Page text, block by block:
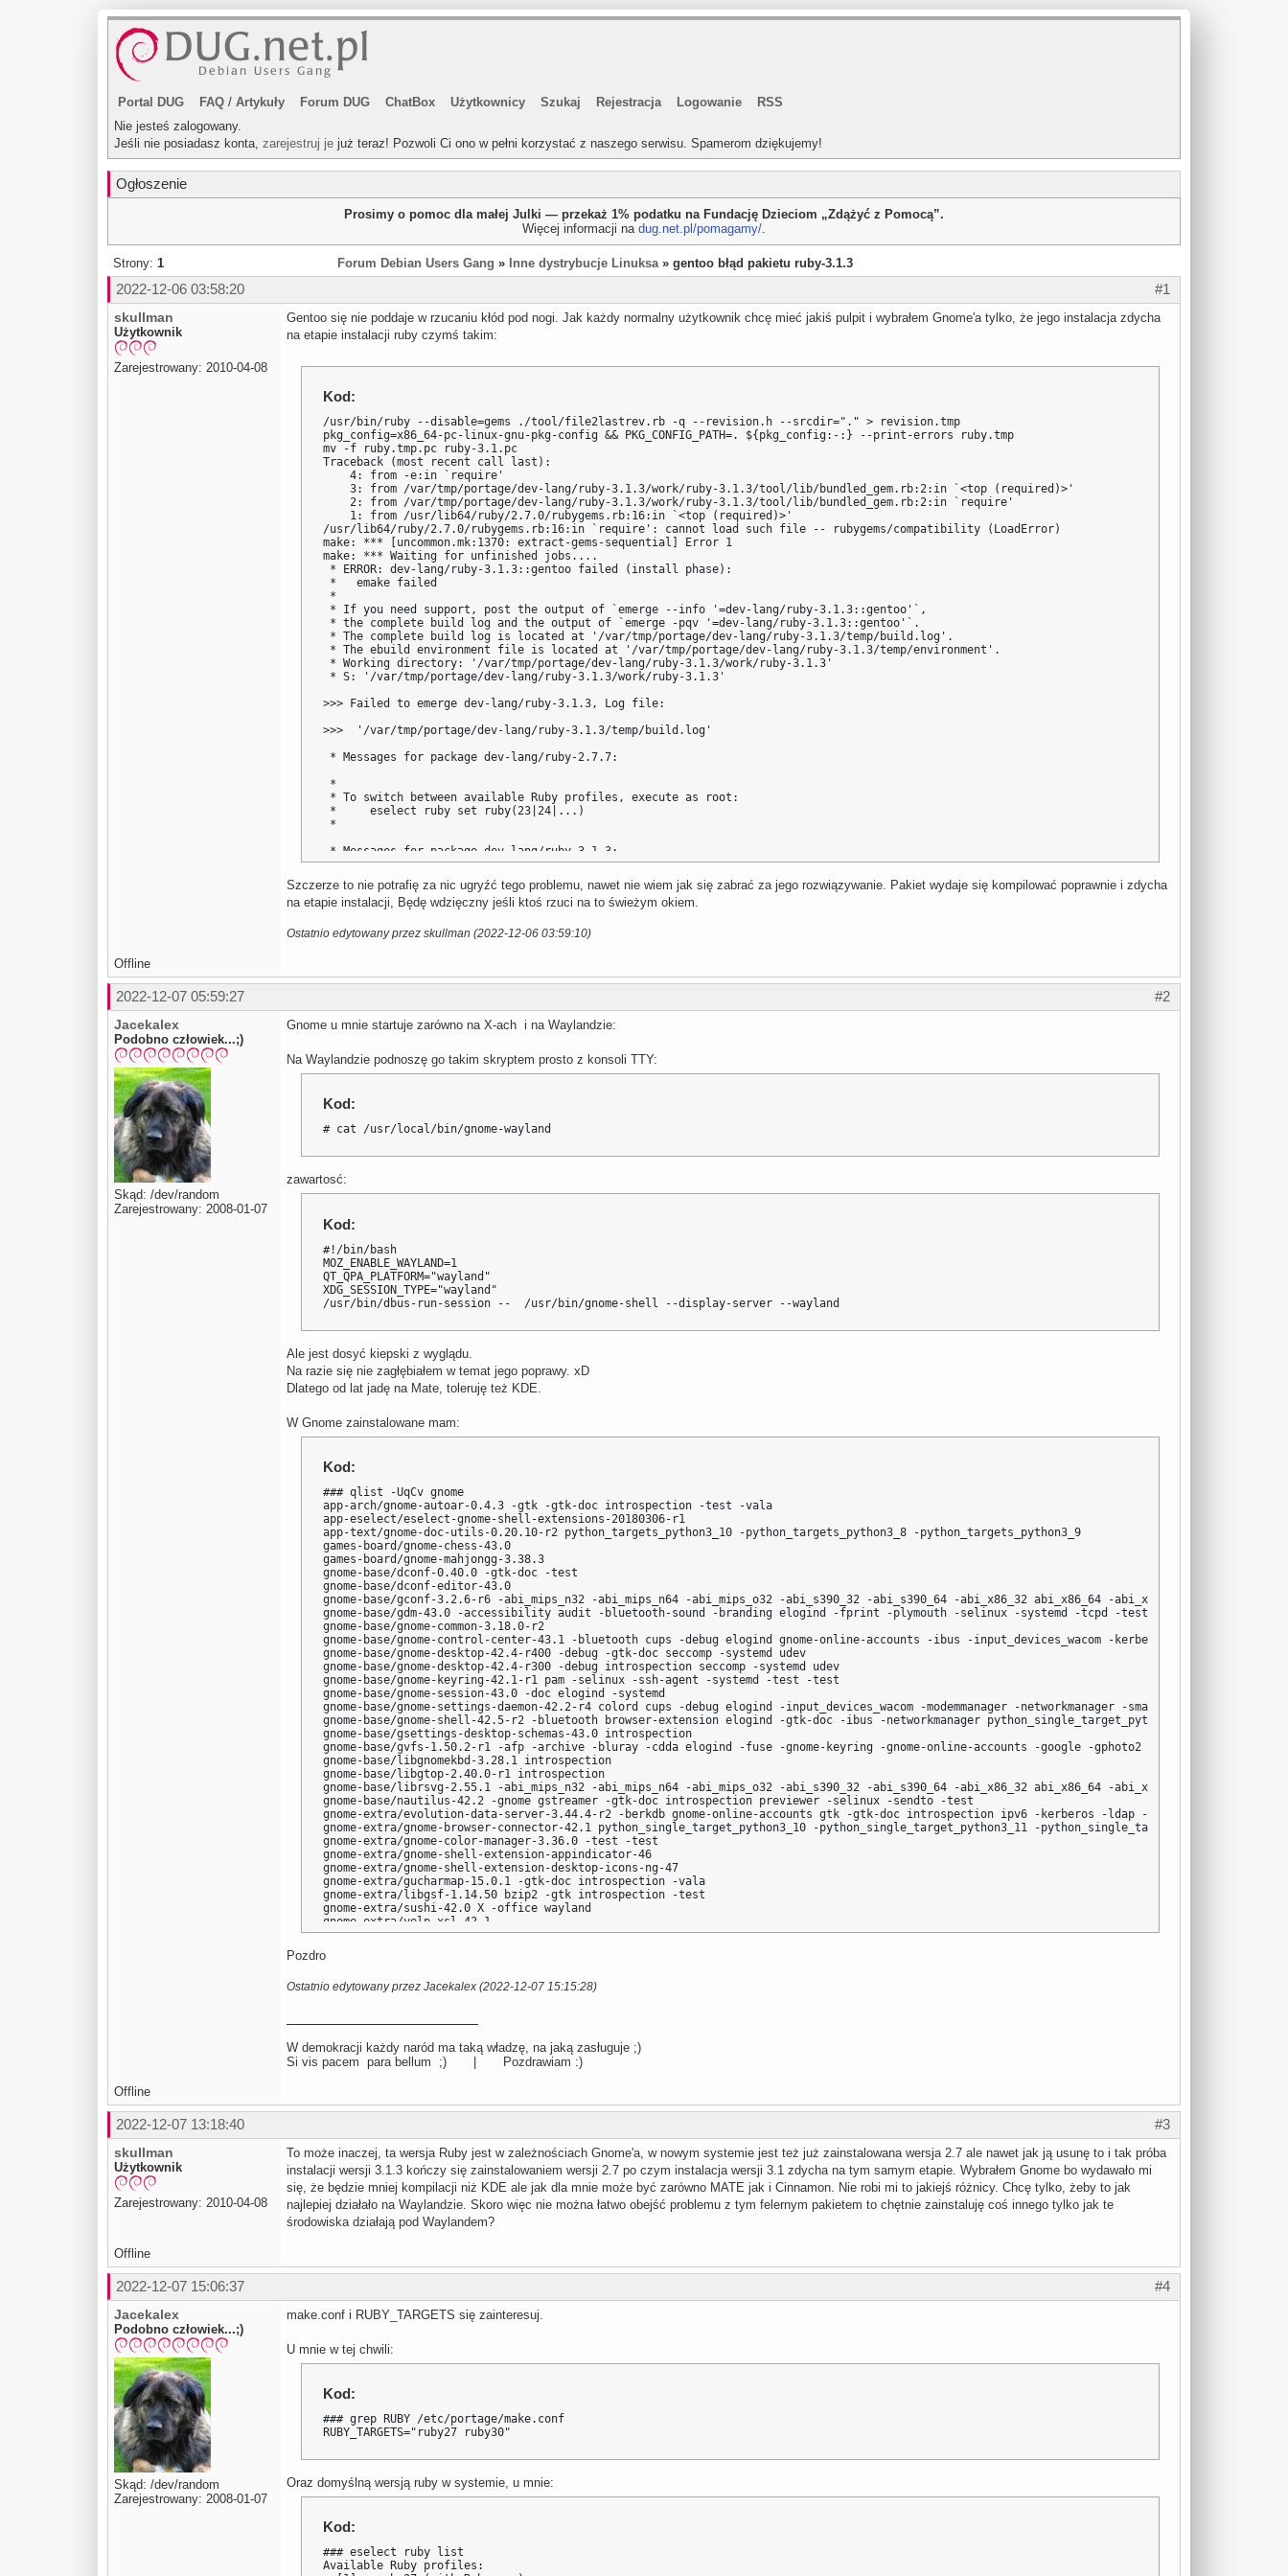
Portal DUG FAQ / Artykuły Forum DUG ChatBox Użytkownicy Szukaj Rejestracja Logowanie
RSS
Nie jesteś zalogowany.
Jeśli nie posiadasz konta, zarejestruj je już teraz! Pozwoli Ci ono w pełni korzystać z naszego serwisu. Spamerom dziękujemy!
Ogłoszenie
Prosimy o pomoc dla małej Julki — przekaż 1% podatku na Fundację Dzieciom „Zdążyć z Pomocą”.
Więcej informacji na dug.net.pl/pomagamy/.
Strony: 1 Forum Debian Users Gang » Inne dystrybucje Linuksa» gentoo błąd pakietu ruby-3.1.3
#1
2022-12-06 03:58:20
skullman
Użytkownik
Zarejestrowany: 2010-04-08
Gentoo się nie poddaje w rzucaniu kłód pod nogi. Jak każdy normalny użytkownik chcę mieć jakiś pulpit i wybrałem Gnome'a tylko, że jego instalacja zdycha
na etapie instalacji ruby czymś takim:
Kod:
/usr/bin/ruby --disable=gems ./tool/file2lastrev.rb -q --revision.h --srcdir="." > revision.tmp
pkg_config=x86_64-pc-linux-gnu-pkg-config && PKG_CONFIG_PATH=. ${pkg_config:-:} --print-errors ruby.tmp
mv -f ruby.tmp.pc ruby-3.1.pc
Traceback (most recent call last):
    4: from -e:in `require'
    3: from /var/tmp/portage/dev-lang/ruby-3.1.3/work/ruby-3.1.3/tool/lib/bundled_gem.rb:2:in `<top (required)>'
    2: from /var/tmp/portage/dev-lang/ruby-3.1.3/work/ruby-3.1.3/tool/lib/bundled_gem.rb:2:in `require'
    1: from /usr/lib64/ruby/2.7.0/rubygems.rb:16:in `<top (required)>'
/usr/lib64/ruby/2.7.0/rubygems.rb:16:in `require': cannot load such file -- rubygems/compatibility (LoadError)
make: *** [uncommon.mk:1370: extract-gems-sequential] Error 1
make: *** Waiting for unfinished jobs....
* ERROR: dev-lang/ruby-3.1.3::gentoo failed (install phase):
*   emake failed
*
* If you need support, post the output of `emerge --info '=dev-lang/ruby-3.1.3::gentoo'`,
* the complete build log and the output of `emerge -pqv '=dev-lang/ruby-3.1.3::gentoo'`.
* The complete build log is located at '/var/tmp/portage/dev-lang/ruby-3.1.3/temp/build.log'.
* The ebuild environment file is located at '/var/tmp/portage/dev-lang/ruby-3.1.3/temp/environment'.
* Working directory: '/var/tmp/portage/dev-lang/ruby-3.1.3/work/ruby-3.1.3'
* S: '/var/tmp/portage/dev-lang/ruby-3.1.3/work/ruby-3.1.3'
>>> Failed to emerge dev-lang/ruby-3.1.3, Log file:
>>>  '/var/tmp/portage/dev-lang/ruby-3.1.3/temp/build.log'
* Messages for package dev-lang/ruby-2.7.7:
*
* To switch between available Ruby profiles, execute as root:
*     eselect ruby set ruby(23|24|...)
*
* Messages for package dev-lang/ruby-3.1.3:
* ERROR: dev-lang/ruby-3.1.3::gentoo failed (install phase):
*   emake failed
*
* the complete build log and the output of `emerge -pqv '=dev-lang/ruby-3.1.3::gentoo'`.
* S: '/var/tmp/portage/dev-lang/ruby-3.1.3/work/ruby-3.1.3'
* GNU info directory index is up-to-date.
Szczerze to nie potrafię za nic ugryźć tego problemu, nawet nie wiem jak się zabrać za jego rozwiązywanie. Pakiet wydaje się kompilować poprawnie i zdycha
na etapie instalacji, Będę wdzięczny jeśli ktoś rzuci na to świeżym okiem.
Ostatnio edytowany przez skullman (2022-12-06 03:59:10)
Offline
#2
2022-12-07 05:59:27
Jacekalex
Podobno człowiek...;)
Skąd: /dev/random
Zarejestrowany: 2008-01-07
Gnome u mnie startuje zarówno na X-ach i na Waylandzie:
Na Waylandzie podnoszę go takim skryptem prosto z konsoli TTY:
Kod:
# cat /usr/local/bin/gnome-wayland
zawartosć:
Kod:
#!/bin/bash
MOZ_ENABLE_WAYLAND=1
QT_QPA_PLATFORM="wayland"
XDG_SESSION_TYPE="wayland"
/usr/bin/dbus-run-session --  /usr/bin/gnome-shell --display-server --wayland
Ale jest dosyć kiepski z wyglądu.
Na razie się nie zagłębiałem w temat jego poprawy. xD
Dlatego od lat jadę na Mate, toleruję też KDE.
W Gnome zainstalowane mam:
Kod:
### qlist -UqCv gnome
app-arch/gnome-autoar-0.4.3 -gtk -gtk-doc introspection -test -vala
app-eselect/eselect-gnome-shell-extensions-20180306-r1
app-text/gnome-doc-utils-0.20.10-r2 python_targets_python3_10 -python_targets_python3_8 -python_targets_python3_9
games-board/gnome-chess-43.0
games-board/gnome-mahjongg-3.38.3
gnome-base/dconf-0.40.0 -gtk-doc -test
gnome-base/dconf-editor-43.0
gnome-base/gconf-3.2.6-r6 -abi_mips_n32 -abi_mips_n64 -abi_mips_o32 -abi_s390_32 -abi_s390_64 -abi_x86_32 abi_x86_64 -abi_x86_x32 -debug
gnome-base/gdm-43.0 -accessibility audit -bluetooth-sound -branding elogind -fprint -plymouth -selinux -systemd -tcpd -test -wayland
gnome-base/gnome-common-3.18.0-r2
gnome-base/gnome-control-center-43.1 -bluetooth cups -debug elogind gnome-online-accounts -ibus -input_devices_wacom -kerberos -networkmanager
gnome-base/gnome-desktop-42.4-r400 -debug -gtk-doc seccomp -systemd udev
gnome-base/gnome-desktop-42.4-r300 -debug introspection seccomp -systemd udev
gnome-base/gnome-keyring-42.1-r1 pam -selinux -ssh-agent -systemd -test -test
gnome-base/gnome-session-43.0 -doc elogind -systemd
gnome-base/gnome-settings-daemon-42.2-r4 colord cups -debug elogind -input_devices_wacom -modemmanager -networkmanager -smartcard -systemd -
gnome-base/gnome-shell-42.5-r2 -bluetooth browser-extension elogind -gtk-doc -ibus -networkmanager python_single_target_python3_10 -
gnome-base/gsettings-desktop-schemas-43.0 introspection
gnome-base/gvfs-1.50.2-r1 -afp -archive -bluray -cdda elogind -fuse -gnome-keyring -gnome-online-accounts -google -gphoto2 -http -ios -mtp -
gnome-base/libgnomekbd-3.28.1 introspection
gnome-base/libgtop-2.40.0-r1 introspection
gnome-base/librsvg-2.55.1 -abi_mips_n32 -abi_mips_n64 -abi_mips_o32 -abi_s390_32 -abi_s390_64 -abi_x86_32 abi_x86_64 -abi_x86_x32 -debug -
gnome-base/nautilus-42.2 -gnome gstreamer -gtk-doc introspection previewer -selinux -sendto -test
gnome-extra/evolution-data-server-3.44.4-r2 -berkdb gnome-online-accounts gtk -gtk-doc introspection ipv6 -kerberos -ldap -oauth -test -vala
gnome-extra/gnome-browser-connector-42.1 python_single_target_python3_10 -python_single_target_python3_11 -python_single_target_python3_8 -
gnome-extra/gnome-color-manager-3.36.0 -test -test
gnome-extra/gnome-shell-extension-appindicator-46
gnome-extra/gnome-shell-extension-desktop-icons-ng-47
gnome-extra/gucharmap-15.0.1 -gtk-doc introspection -vala
gnome-extra/libgsf-1.14.50 bzip2 -gtk introspection -test
gnome-extra/sushi-42.0 X -office wayland
gnome-extra/yelp-xsl-42.1
gnome-extra/zenity-3.42.1 -libnotify -webkit
net-libs/gnome-online-accounts-3.44.0 -debug -gnome introspection -kerberos vala
x11-terms/gnome-terminal-3.46.3 -debug -gnome-shell -nautilus -vanilla
Pozdro
Ostatnio edytowany przez Jacekalex (2022-12-07 15:15:28)
W demokracji każdy naród ma taką władzę, na jaką zasługuje ;)
Si vis pacem para bellum ;) | Pozdrawiam :)
Offline
#3
2022-12-07 13:18:40
skullman
Użytkownik
Zarejestrowany: 2010-04-08
To może inaczej, ta wersja Ruby jest w zależnościach Gnome'a, w nowym systemie jest też już zainstalowana wersja 2.7 ale nawet jak ją usunę to i tak próba
instalacji wersji 3.1.3 kończy się zainstalowaniem wersji 2.7 po czym instalacja wersji 3.1 zdycha na tym samym etapie. Wybrałem Gnome bo wydawało mi
się, że będzie mniej kompilacji niż KDE ale jak dla mnie może być zarówno MATE jak i Cinnamon. Nie robi mi to jakiejś różnicy. Chcę tylko, żeby to jak
najlepiej działało na Waylandzie. Skoro więc nie można łatwo obejść problemu z tym felernym pakietem to chętnie zainstaluję coś innego tylko jak te
środowiska działają pod Waylandem?
Offline
#4
2022-12-07 15:06:37
Jacekalex
Podobno człowiek...;)
Skąd: /dev/random
Zarejestrowany: 2008-01-07
make.conf i RUBY_TARGETS się zainteresuj.
U mnie w tej chwili:
Kod:
### grep RUBY /etc/portage/make.conf
RUBY_TARGETS="ruby27 ruby30"
Oraz domyślną wersją ruby w systemie, u mnie:
Kod:
### eselect ruby list
Available Ruby profiles: